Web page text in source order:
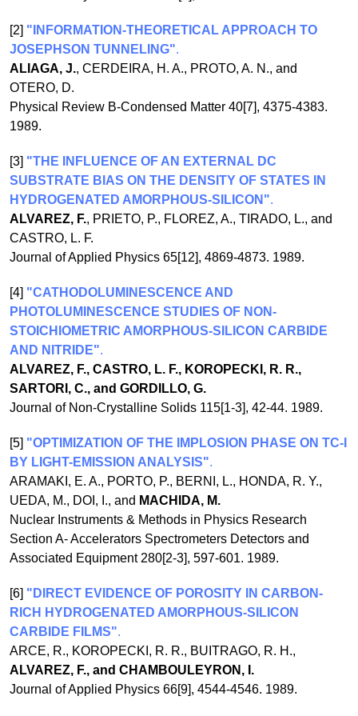
[2] "INFORMATION-THEORETICAL APPROACH TO
JOSEPHSON TUNNELING".
ALIAGA, J., CERDEIRA, H. A., PROTO, A. N., and
OTERO, D.
Physical Review B-Condensed Matter 40[7], 4375-4383.
1989.
[3] "THE INFLUENCE OF AN EXTERNAL DC
SUBSTRATE BIAS ON THE DENSITY OF STATES IN
HYDROGENATED AMORPHOUS-SILICON".
ALVAREZ, F., PRIETO, P., FLOREZ, A., TIRADO, L., and
CASTRO, L. F.
Journal of Applied Physics 65[12], 4869-4873. 1989.
[4] "CATHODOLUMINESCENCE AND
PHOTOLUMINESCENCE STUDIES OF NON-
STOICHIOMETRIC AMORPHOUS-SILICON CARBIDE
AND NITRIDE".
ALVAREZ, F., CASTRO, L. F., KOROPECKI, R. R.,
SARTORI, C., and GORDILLO, G.
Journal of Non-Crystalline Solids 115[1-3], 42-44. 1989.
[5] "OPTIMIZATION OF THE IMPLOSION PHASE ON TC-I
BY LIGHT-EMISSION ANALYSIS".
ARAMAKI, E. A., PORTO, P., BERNI, L., HONDA, R. Y.,
UEDA, M., DOI, I., and MACHIDA, M.
Nuclear Instruments & Methods in Physics Research
Section A- Accelerators Spectrometers Detectors and
Associated Equipment 280[2-3], 597-601. 1989.
[6] "DIRECT EVIDENCE OF POROSITY IN CARBON-
RICH HYDROGENATED AMORPHOUS-SILICON
CARBIDE FILMS".
ARCE, R., KOROPECKI, R. R., BUITRAGO, R. H.,
ALVAREZ, F., and CHAMBOULEYRON, I.
Journal of Applied Physics 66[9], 4544-4546. 1989.